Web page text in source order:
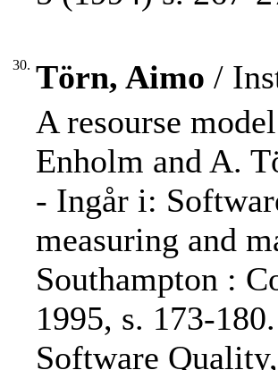
30. Törn, Aimo /
A resourse
Enholm and A.
- Ingår i:
measuring and
Southampton :
1995, s. 173-
Software